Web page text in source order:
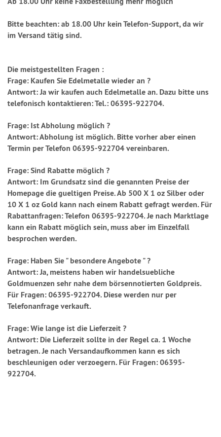
Bitte beachten: ab 18.00 Uhr kein Telefon-Support, da wir
im Versand tätig sind.
Die meistgestellten Fragen :
Frage: Kaufen Sie Edelmetalle wieder an ?
Antwort: Ja wir kaufen auch Edelmetalle an. Dazu bitte uns
telefonisch kontaktieren: Tel.: 06395-922704.
Frage: Ist Abholung möglich ?
Antwort: Abholung ist möglich. Bitte vorher aber einen
Termin per Telefon 06395-922704 vereinbaren.
Frage: Sind Rabatte möglich ?
Antwort: Im Grundsatz sind die genannten Preise der
Homepage die gueltigen Preise. Ab 500 X 1 oz Silber oder
10 X 1 oz Gold kann nach einem Rabatt gefragt werden. Für
Rabattanfragen: Telefon 06395-922704. Je nach Marktlage
kann ein Rabatt möglich sein, muss aber im Einzelfall
besprochen werden.
Frage: Haben Sie " besondere Angebote " ?
Antwort: Ja, meistens haben wir handelsuebliche
Goldmuenzen sehr nahe dem börsennotierten Goldpreis.
Für Fragen: 06395-922704. Diese werden nur per
Telefonanfrage verkauft.
Frage: Wie lange ist die Lieferzeit ?
Antwort: Die Lieferzeit sollte in der Regel ca. 1 Woche
betragen. Je nach Versandaufkommen kann es sich
beschleunigen oder verzoegern. Für Fragen: 06395-
922704.